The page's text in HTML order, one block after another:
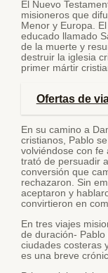
El Nuevo
misioneros que
Menor y Europa.
educado llamado
de la muerte y
destruir la iglesia
primer mártir
Ofertas de
En su camino a
cristianos, Pablo
volviéndose con fe
trató de persuadir
conversión que
rechazaron. Sin
aceptaron y
convirtieron en
En tres viajes
de duración-
ciudades costeras
es una breve